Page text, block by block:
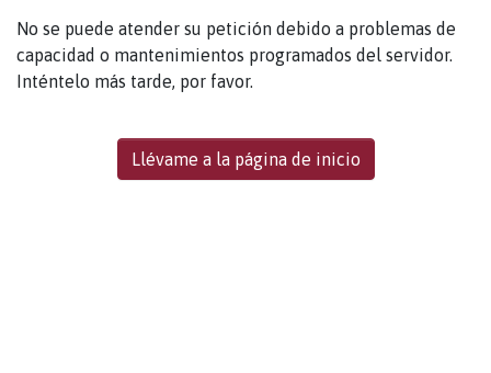
No se puede atender su petición debido a problemas de
capacidad o mantenimientos programados del servidor.
Inténtelo más tarde, por favor.
Llévame a la página de inicio